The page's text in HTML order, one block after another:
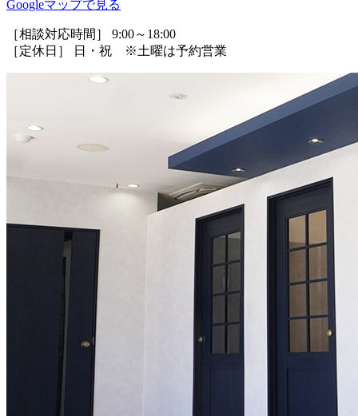
Googleマップで見る
［相談対応時間］ 9:00～18:00
［定休日］ 日・祝 ※土曜は予約営業